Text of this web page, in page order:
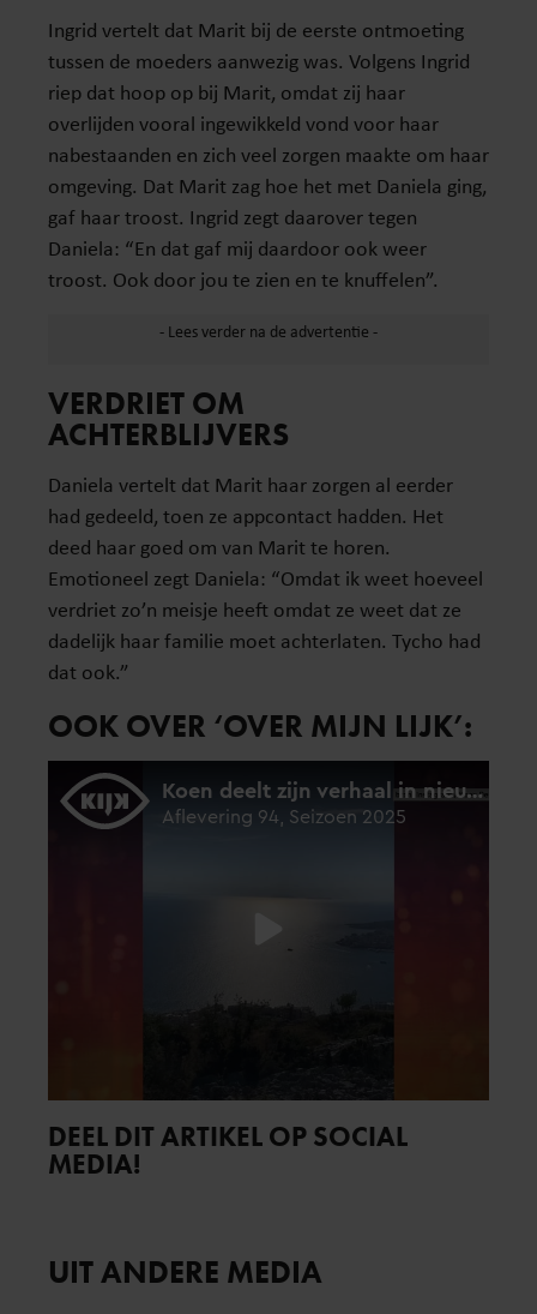
Ingrid vertelt dat Marit bij de eerste ontmoeting
tussen de moeders aanwezig was. Volgens Ingrid
riep dat hoop op bij Marit, omdat zij haar
overlijden vooral ingewikkeld vond voor haar
nabestaanden en zich veel zorgen maakte om haar
omgeving. Dat Marit zag hoe het met Daniela ging,
gaf haar troost. Ingrid zegt daarover tegen
Daniela: “En dat gaf mij daardoor ook weer
troost. Ook door jou te zien en te knuffelen”.
VERDRIET OM
ACHTERBLIJVERS
Daniela vertelt dat Marit haar zorgen al eerder
had gedeeld, toen ze appcontact hadden. Het
deed haar goed om van Marit te horen.
Emotioneel zegt Daniela: “Omdat ik weet hoeveel
verdriet zo’n meisje heeft omdat ze weet dat ze
dadelijk haar familie moet achterlaten. Tycho had
dat ook.”
OOK OVER ‘OVER MIJN LIJK’:
DEEL DIT ARTIKEL OP SOCIAL
MEDIA!
UIT ANDERE MEDIA